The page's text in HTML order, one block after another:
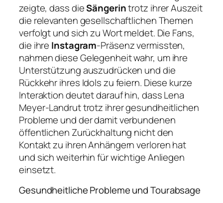
zeigte, dass dieSängerintrotz ihrer Auszeit
die relevanten gesellschaftlichen Themen
verfolgt und sich zu Wort meldet. Die Fans,
die ihre Instagram-Präsenz vermissten,
nahmen diese Gelegenheit wahr, um ihre
Unterstützung auszudrücken und die
Rückkehr ihres Idols zu feiern. Diese kurze
Interaktion deutet darauf hin, dass Lena
Meyer-Landrut trotz ihrer gesundheitlichen
Probleme und der damit verbundenen
öffentlichen Zurückhaltung nicht den
Kontakt zu ihren Anhängern verloren hat
und sich weiterhin für wichtige Anliegen
einsetzt.
Gesundheitliche Probleme und Tourabsage